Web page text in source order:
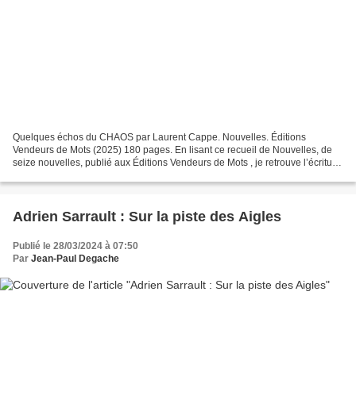
Quelques échos du CHAOS par Laurent Cappe. Nouvelles. Éditions
Vendeurs de Mots (2025) 180 pages. En lisant ce recueil de Nouvelles, de
seize nouvelles, publié aux Éditions Vendeurs de Mots , je retrouve l’écriture
Adrien Sarrault : Sur la piste des Aigles
Publié le 28/03/2024 à 07:50
Par Jean-Paul Degache